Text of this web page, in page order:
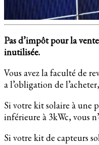
Pas d’impôt pour la
inutilisée.
Vous avez la faculté de
a l’obligation de
Si votre kit solaire à une
inférieure à 3kWc, vous
Si votre kit de capteurs